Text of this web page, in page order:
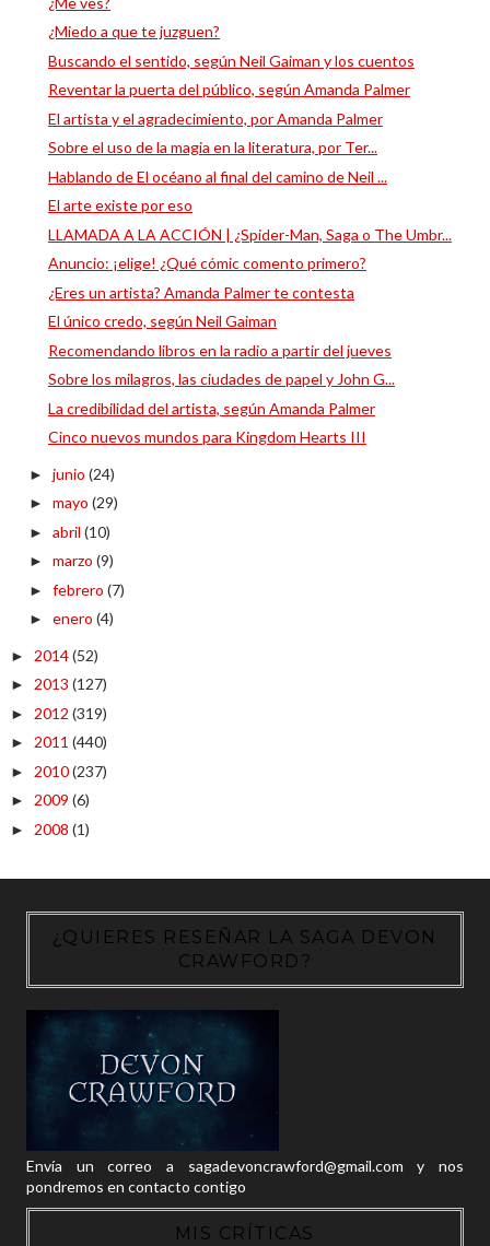
¿Miedo a que te juzguen?
Buscando el sentido, según Neil Gaiman y los cuentos
Reventar la puerta del público, según Amanda Palmer
El artista y el agradecimiento, por Amanda Palmer
Sobre el uso de la magia en la literatura, por Ter...
Hablando de El océano al final del camino de Neil ...
El arte existe por eso
LLAMADA A LA ACCIÓN | ¿Spider-Man, Saga o The Umbr...
Anuncio: ¡elige! ¿Qué cómic comento primero?
¿Eres un artista? Amanda Palmer te contesta
El único credo, según Neil Gaiman
Recomendando libros en la radio a partir del jueves
Sobre los milagros, las ciudades de papel y John G...
La credibilidad del artista, según Amanda Palmer
Cinco nuevos mundos para Kingdom Hearts III
► junio (24)
► mayo (29)
► abril (10)
► marzo (9)
► febrero (7)
► enero (4)
► 2014(52)
► 2013 (127)
► 2012 (319)
► 2011 (440)
► 2010(237)
► 2009 (6)
► 2008 (1)
¿QUIERES RESEÑAR LA SAGA DEVON
CRAWFORD?
Envía un correo a sagadevoncrawford@gmail.com y nos
pondremos en contacto contigo
MIS CRÍTICAS